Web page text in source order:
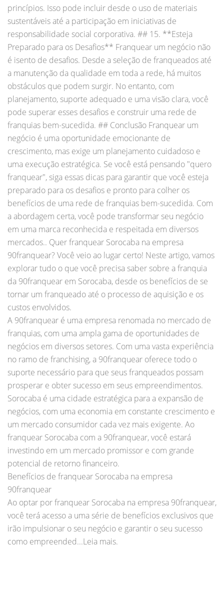
princípios. Isso pode incluir desde o uso de materiais
sustentáveis até a participação em iniciativas de
responsabilidade social corporativa. ## 15. **Esteja
Preparado para os Desafios** Franquear um negócio não
é isento de desafios. Desde a seleção de franqueados até
a manutenção da qualidade em toda a rede, há muitos
obstáculos que podem surgir. No entanto, com
planejamento, suporte adequado e uma visão clara, você
pode superar esses desafios e construir uma rede de
franquias bem-sucedida. ## Conclusão Franquear um
negócio é uma oportunidade emocionante de
crescimento, mas exige um planejamento cuidadoso e
uma execução estratégica. Se você está pensando "quero
franquear", siga essas dicas para garantir que você esteja
preparado para os desafios e pronto para colher os
benefícios de uma rede de franquias bem-sucedida. Com
a abordagem certa, você pode transformar seu negócio
em uma marca reconhecida e respeitada em diversos
mercados.. Quer franquear Sorocaba na empresa
90franquear? Você veio ao lugar certo! Neste artigo, vamos
explorar tudo o que você precisa saber sobre a franquia
da 90franquear em Sorocaba, desde os benefícios de se
tornar um franqueado até o processo de aquisição e os
custos envolvidos.
A 90franquear é uma empresa renomada no mercado de
franquias, com uma ampla gama de oportunidades de
negócios em diversos setores. Com uma vasta experiência
no ramo de franchising, a 90franquear oferece todo o
suporte necessário para que seus franqueados possam
prosperar e obter sucesso em seus empreendimentos.
Sorocaba é uma cidade estratégica para a expansão de
negócios, com uma economia em constante crescimento e
um mercado consumidor cada vez mais exigente. Ao
franquear Sorocaba com a 90franquear, você estará
investindo em um mercado promissor e com grande
potencial de retorno financeiro.
Benefícios de franquear Sorocaba na empresa
90franquear
Ao optar por franquear Sorocaba na empresa 90franquear,
você terá acesso a uma série de benefícios exclusivos que
irão impulsionar o seu negócio e garantir o seu sucesso
como empreended...Leia mais.